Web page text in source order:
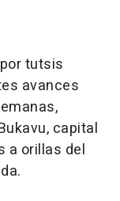
tutsis
avances
capital
a orillas del